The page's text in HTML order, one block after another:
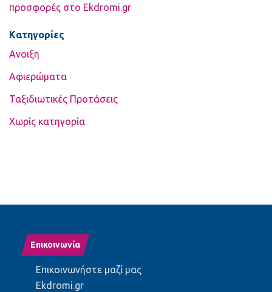
προσφορές στο Ekdromi.gr
Kατηγορίες
Ανοιξη
Αφιερώματα
Ταξιδιωτικές Προτάσεις
Χωρίς κατηγορία
Επικοινωνία
Επικοινωνήστε μαζί μας
Ekdromi.gr